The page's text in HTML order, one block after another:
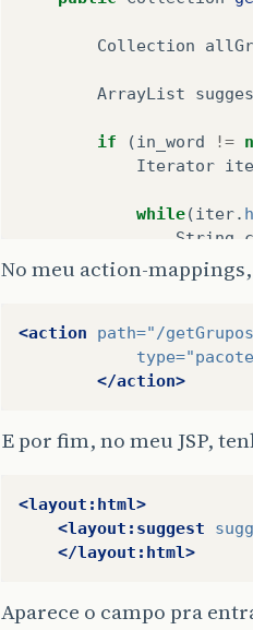
Collection
ArrayList
if (in_word !=
Iterator
while(iter.
String
if(
}
}
No meu action-
<action path="/
type=
</action>
E por fim, no meu JSP,
<layout:html>
<layout:suggest
</layout:html>
Aparece o campo pra